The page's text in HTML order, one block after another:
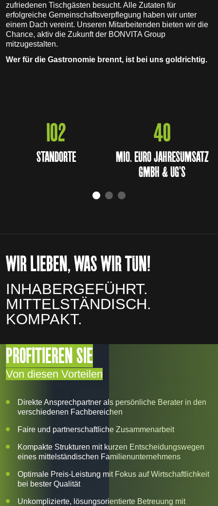
zufriedenen Tischgästen besucht. Alle Zutaten für
erfolgreiche Gemeinschaftsverpflegung haben wir unter
einem Dach vereint. Unseren Mitarbeitenden bieten wir die
Chance, aktiv die Zukunft der BONVITA Group
mitzugestalten.
Wer für die Gastronomie brennt, ist bei uns goldrichtig.
102
STANDORTE
40
MIO. EURO JAHRESUMSATZ
GMBH & UG'S
WIR LIEBEN, WAS WIR TUN!
INHABERGEFÜHRT.
MITTELSTÄNDISCH.
KOMPAKT.
PROFITIEREN SIE
Von diesen Vorteilen
Direkte Ansprechpartner als persönliche Berater in den
verschiedenen Fachbereichen
Faire und partnerschaftliche Zusammenarbeit
Kompakte Strukturen mit kurzen Entscheidungswegen
eines mittelständischen Familienunternehmens
Optimale Preis-Leistung mit Fokus auf Wirtschaftlichkeit
bei bester Qualität
Unkomplizierte, lösungsorientierte Betreuung mit